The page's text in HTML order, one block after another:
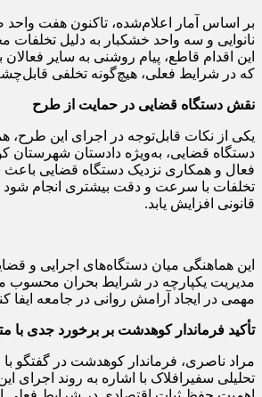
بر اساس آمار اعلام‌شده، تاکنون هفت
نانوایی و سه واحد خشکبار به دلیل تخلفات
این اقدام قاطع، پیام روشنی به سایر
که در شرایط فعلی، هیچ‌گونه تخلفی
نقش دستگاه قضایی در حمایت از طرح
یکی از نکات قابل‌توجه در اجرای این
دستگاه قضایی، به‌ویژه دادستان
فعال و همکاری نزدیک دستگاه قضایی
تخلفات با سرعت و دقت بیشتری انجام شود و
قانونی افزایش یابد.
این هماهنگی میان دستگاه‌های اجرایی و
مدیریت یکپارچه در شرایط بحران محسوب
مهمی در ایجاد آرامش روانی در جامعه ایفا
تأکید فرماندار کوهدشت بر برخورد جدی با
مراد ناصری، فرماندار کوهدشت در گفتگو با
تحلیلی سفیرافلاک با اشاره به روند اجرای